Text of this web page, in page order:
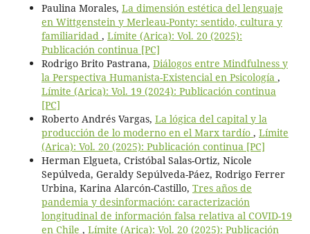
Paulina Morales, La dimensión estética del lenguaje
en Wittgenstein y Merleau-Ponty: sentido, cultura y
familiaridad , Límite (Arica): Vol. 20 (2025):
Publicación continua [PC]
Rodrigo Brito Pastrana, Diálogos entre Mindfulness y
la Perspectiva Humanista-Existencial en Psicología ,
Límite (Arica): Vol. 19 (2024): Publicación continua
[PC]
Roberto Andrés Vargas, La lógica del capital y la
producción de lo moderno en el Marx tardío , Límite
(Arica): Vol. 20 (2025): Publicación continua [PC]
Herman Elgueta, Cristóbal Salas-Ortiz, Nicole
Sepúlveda, Geraldy Sepúlveda-Páez, Rodrigo Ferrer
Urbina, Karina Alarcón-Castillo, Tres años de
pandemia y desinformación: caracterización
longitudinal de información falsa relativa al COVID-19
en Chile , Límite (Arica): Vol. 20 (2025): Publicación